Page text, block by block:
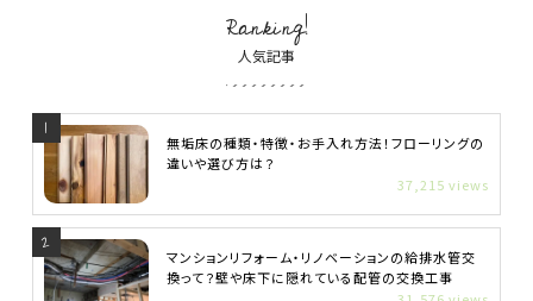
Ranking!
人気記事
無垢床の種類・特徴・お手入れ方法！フローリングの
違いや選び方は？
37,215 views
マンションリフォーム・リノベーションの給排水管交
換って？壁や床下に隠れている配管の交換工事